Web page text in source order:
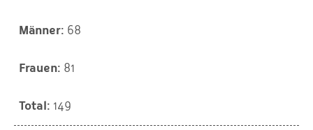
68
81
149